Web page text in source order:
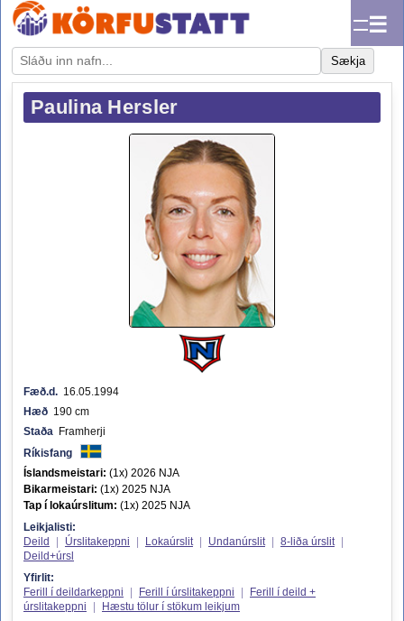
☰
Sækja
Paulina Hersler
Fæð.d. 16.05.1994
Hæð 190 cm
Staða Framherji
Ríkisfang
Íslandsmeistari: (1x) 2026 NJA
Bikarmeistari: (1x) 2025 NJA
Tap í lokaúrslitum: (1x) 2025 NJA
Leikjalisti:
Deild
Úrslitakeppni Lokaúrslit Undanúrslit 8-liða úrslit
Deild+úrsl
Yfirlit:
Ferill í deildarkeppni
Ferill í úrslitakeppni
Ferill í deild +
úrslitakeppni
Hæstu tölur í stökum leikjum